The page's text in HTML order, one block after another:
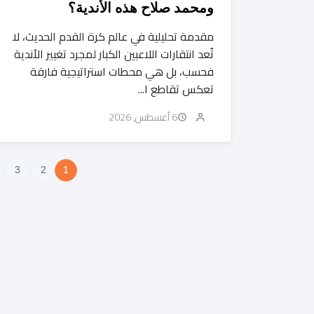
ومحمد صلاح هذه الأندية؟
مقدمة تحليلية في عالم كرة القدم الحديث، لا
تُعد انتقارات اللاعبين الكبار لمجرد تغيير الأندية
فحسب، بل هي محطات استراتيجية فارقة
تعكس تقاطع ا...
6 أغسطس, 2026
1
2
3